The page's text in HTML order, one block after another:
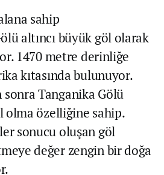
sahip
altıncı büyük göl olarak
1470 metre derinliğe
kıtasında bulunuyor.
sonra Tanganika Gölü
olma özelliğine sahip.
sonucu oluşan göl
değer zengin bir doğa